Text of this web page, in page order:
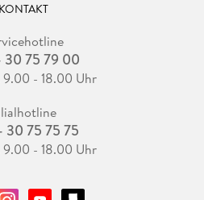
KONTAKT
75 79 00
9.00 - 18.00 Uhr
30 75 75 75
9.00 - 18.00 Uhr